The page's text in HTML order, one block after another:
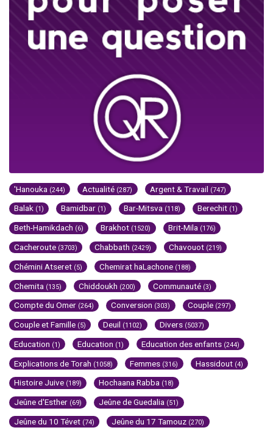
'Hanouka (244) Actualité (287) Argent & Travail (747)
Balak (1) Bamidbar (1) Bar-Mitsva (118) Berechit (1)
Beth-Hamikdach (6) Brakhot (1520) Brit-Mila (176)
Cacheroute (3703) Chabbath (2429) Chavouot (219)
Chémini Atseret (5) Chemirat haLachone (188)
Chemita (135) Chiddoukh (200) Communauté (3)
Compte du Omer (264) Conversion (303) Couple (297)
Couple et Famille (5) Deuil (1102) Divers (5037)
Education (1) Education (1) Education des enfants (244)
Explications de Torah (1058) Femmes (316) Hassidout (4)
Histoire Juive (189) Hochaana Rabba (18)
Jeûne d'Esther (69) Jeûne de Guedalia (51)
Jeûne du 10 Tévet (74) Jeûne du 17 Tamouz (270)